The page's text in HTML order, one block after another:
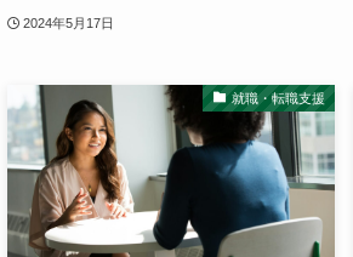
2024年5月17日
就職・転職支援